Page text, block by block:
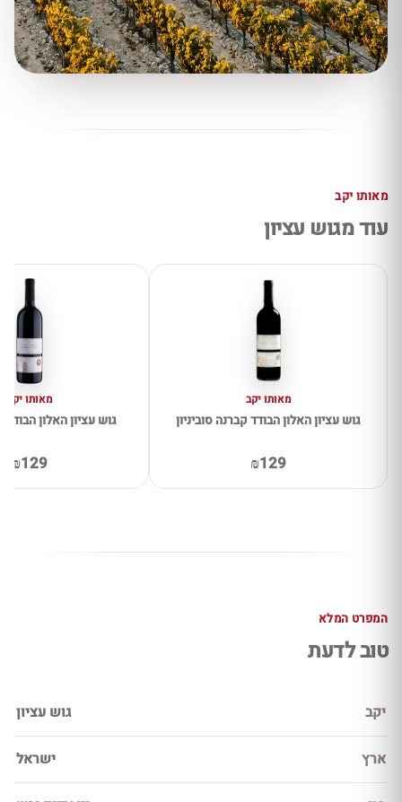
מאותו יקב
עוד מגוש עציון
מאותו יקב
גוש עציון האלון הבודד קברנה סוביניון
₪129
מאותו יקב
גוש עציון האלון
₪129
המפרט המלא
טוב לדעת
יקב גוש עציון
ארץ ישראל